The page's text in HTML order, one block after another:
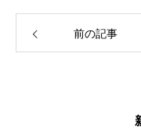
前の記事